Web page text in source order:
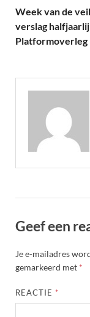
Week van de
verslag
Platformoverleg
Geef een
Je e-mailadres
gemarkeerd met *
REACTIE *